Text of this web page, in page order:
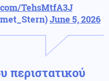
TehsMtfA3J
June 5, 2026
περιστατικού